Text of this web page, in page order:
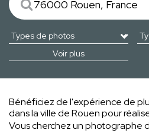
Voir plus
Bénéficiez de l'expérience de
dans la ville de Rouen pour
Vous cherchez un photographe